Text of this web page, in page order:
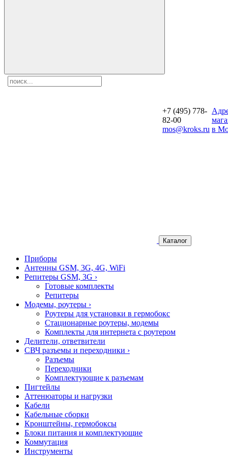
+7 (495) 778-
82-00
mos@kroks.ru в
Каталог
Приборы
Антенны GSM, 3G, 4G, WiFi
Репитеры GSM, 3G ›
Готовые комплекты
Репитеры
Модемы, роутеры ›
Роутеры для установки в гермобокс
Стационарные роутеры, модемы
Комплекты для интернета с роутером
Делители, ответвители
СВЧ разъемы и переходники ›
Разъемы
Переходники
Комплектующие к разъемам
Пигтейлы
Аттенюаторы и нагрузки
Кабели
Кабельные сборки
Кронштейны, гермобоксы
Блоки питания и комплектующие
Коммутация
Инструменты